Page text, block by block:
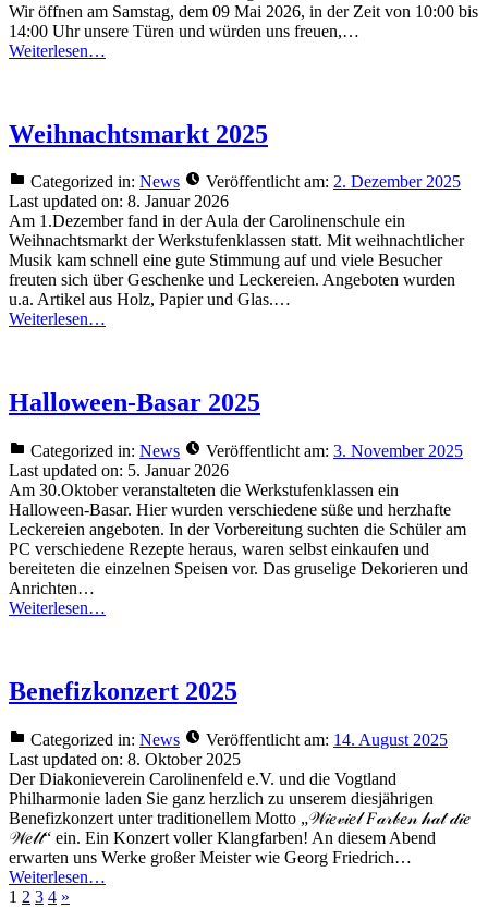
Wir öffnen am Samstag, dem 09 Mai 2026, in der Zeit von 10:00 bis
14:00 Uhr unsere Türen und würden uns freuen,…
Weiterlesen…
Weihnachtsmarkt 2025
Categorized in: News Veröffentlicht am: 2. Dezember 2025
Last updated on: 8. Januar 2026
Am 1.Dezember fand in der Aula der Carolinenschule ein
Weihnachtsmarkt der Werkstufenklassen statt. Mit weihnachtlicher
Musik kam schnell eine gute Stimmung auf und viele Besucher
freuten sich über Geschenke und Leckereien. Angeboten wurden
u.a. Artikel aus Holz, Papier und Glas.…
Weiterlesen…
Halloween-Basar 2025
Categorized in: News Veröffentlicht am: 3. November 2025
Last updated on: 5. Januar 2026
Am 30.Oktober veranstalteten die Werkstufenklassen ein
Halloween-Basar. Hier wurden verschiedene süße und herzhafte
Leckereien angeboten. In der Vorbereitung suchten die Schüler am
PC verschiedene Rezepte heraus, waren selbst einkaufen und
bereiteten die einzelnen Speisen vor. Das gruselige Dekorieren und
Anrichten…
Weiterlesen…
Benefizkonzert 2025
Categorized in: News Veröffentlicht am: 14. August 2025
Last updated on: 8. Oktober 2025
Der Diakonieverein Carolinenfeld e.V. und die Vogtland
Philharmonie laden Sie ganz herzlich zu unserem diesjährigen
Benefizkonzert unter traditionellem Motto „𝒲𝒾𝑒𝓋𝒾𝑒𝓁 𝐹𝒶𝓇𝒷𝑒𝓃 𝒽𝒶𝓉 𝒹𝒾𝑒
𝒲𝑒𝓁𝓉“ ein. Ein Konzert voller Klangfarben! An diesem Abend
erwarten uns Werke großer Meister wie Georg Friedrich…
Weiterlesen…
Page:
1 Page:
2 Page:
3 Page:
4 Nächste
»